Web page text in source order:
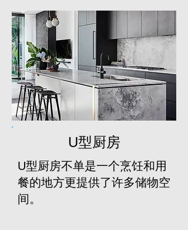
U型厨房
U型厨房不单是一个烹饪和用
餐的地方更提供了许多储物空
间。